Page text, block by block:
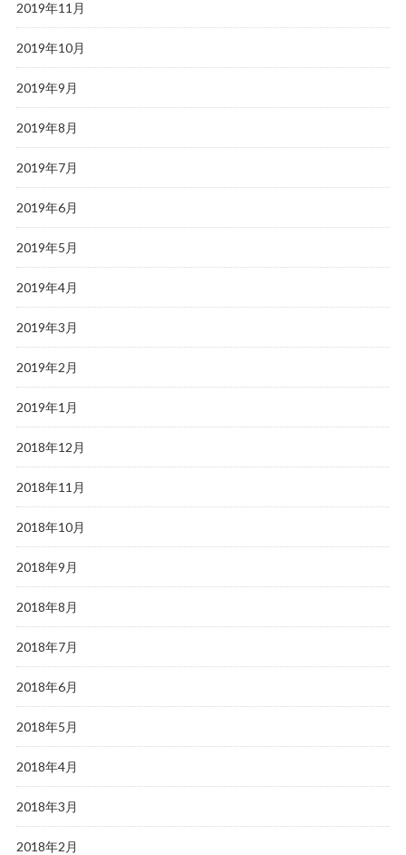
2019年11月
2019年10月
2019年9月
2019年8月
2019年7月
2019年6月
2019年5月
2019年4月
2019年3月
2019年2月
2019年1月
2018年12月
2018年11月
2018年10月
2018年9月
2018年8月
2018年7月
2018年6月
2018年5月
2018年4月
2018年3月
2018年2月